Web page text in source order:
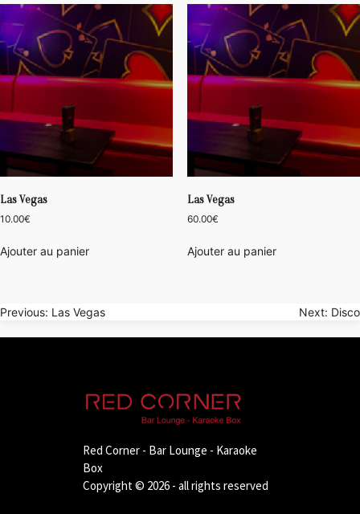
Las Vegas
10.00€
Ajouter au panier
Las Vegas
60.00€
Ajouter au panier
Navigation
de
Previous: Las Vegas Next: Disco
Red Corner - Bar Lounge - Karaoke
Box
Copyright © 2026 - all rights reserved